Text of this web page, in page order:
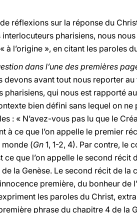
réflexions sur la réponse du
pharisiens, nous
l’origine », en citant les paroles
dans l’une des premières
avant tout nous reporter
qui nous est rapporté
bien défini sans lequel on
: « N’avez-vous pas lu que le
à ce que l’on appelle le premier
(Gn 1, 1-2, 4). Par contre, le
que l’on appelle le second récit
la Genèse. Le second récit de la
première, du bonheur de
les paroles du Christ,
phrase du chapitre 4 de la